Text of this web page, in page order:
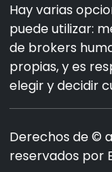
Hay varias
puede utilizar:
de brokers
propias, y es
elegir y decidir
Derechos de ©
reservados por